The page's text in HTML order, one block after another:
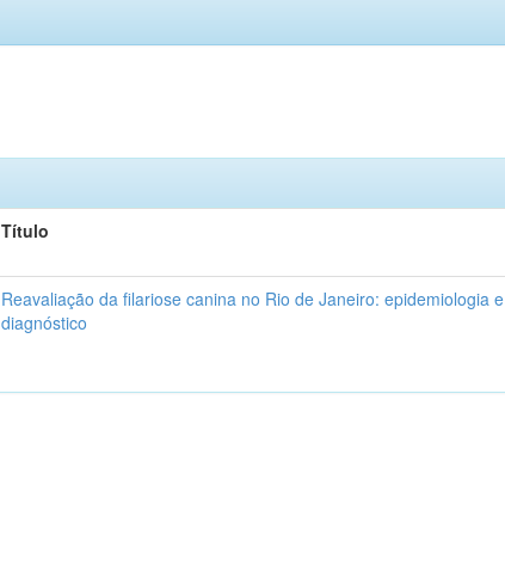
Título
Reavaliação da filariose canina no Rio de Janeiro: epidemiologia e
diagnóstico